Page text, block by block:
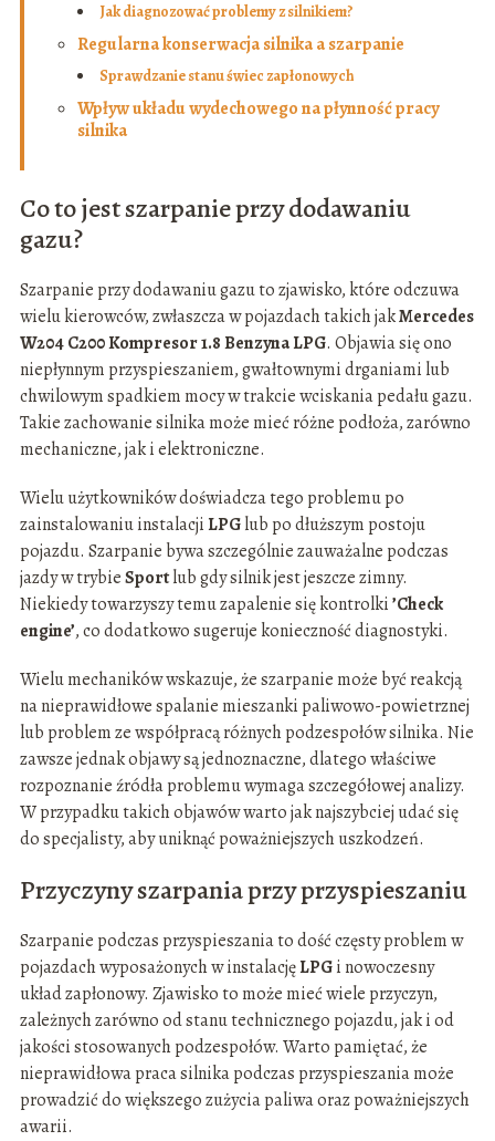
Jak diagnozować problemy z silnikiem?
Regularna konserwacja silnika a szarpanie
Sprawdzanie stanu świec zapłonowych
Wpływ układu wydechowego na płynność pracy
silnika
Co to jest szarpanie przy dodawaniu
gazu?
Szarpanie przy dodawaniu gazu to zjawisko, które odczuwa
wielu kierowców, zwłaszcza w pojazdach takich jakMercedes
W204 C200 Kompresor 1.8 Benzyna LPG. Objawia się ono
niepłynnym przyspieszaniem, gwałtownymi drganiami lub
chwilowym spadkiem mocy w trakcie wciskania pedału gazu.
Takie zachowanie silnika może mieć różne podłoża, zarówno
mechaniczne, jak i elektroniczne.
Wielu użytkowników doświadcza tego problemu po
zainstalowaniu instalacjiLPGlub po dłuższym postoju
pojazdu. Szarpanie bywa szczególnie zauważalne podczas
jazdy w trybieSportlub gdy silnik jest jeszcze zimny.
Niekiedy towarzyszy temu zapalenie się kontrolki’Check
engine’, co dodatkowo sugeruje konieczność diagnostyki.
Wielu mechaników wskazuje, że szarpanie może być reakcją
na nieprawidłowe spalanie mieszanki paliwowo-powietrznej
lub problem ze współpracą różnych podzespołów silnika. Nie
zawsze jednak objawy są jednoznaczne, dlatego właściwe
rozpoznanie źródła problemu wymaga szczegółowej analizy.
W przypadku takich objawów warto jak najszybciej udać się
do specjalisty, aby uniknąć poważniejszych uszkodzeń.
Przyczyny szarpania przy przyspieszaniu
Szarpanie podczas przyspieszania to dość częsty problem w
pojazdach wyposażonych w instalacjęLPGi nowoczesny
układ zapłonowy. Zjawisko to może mieć wiele przyczyn,
zależnych zarówno od stanu technicznego pojazdu, jak i od
jakości stosowanych podzespołów. Warto pamiętać, że
nieprawidłowa praca silnika podczas przyspieszania może
prowadzić do większego zużycia paliwa oraz poważniejszych
awarii.